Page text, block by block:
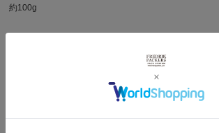
約100g
商品写真を見る
その他ウエスト・ヒップパックを見